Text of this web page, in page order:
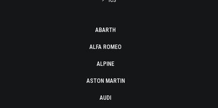
ABARTH
ALFA ROMEO
ALPINE
ASTON MARTIN
AUDI